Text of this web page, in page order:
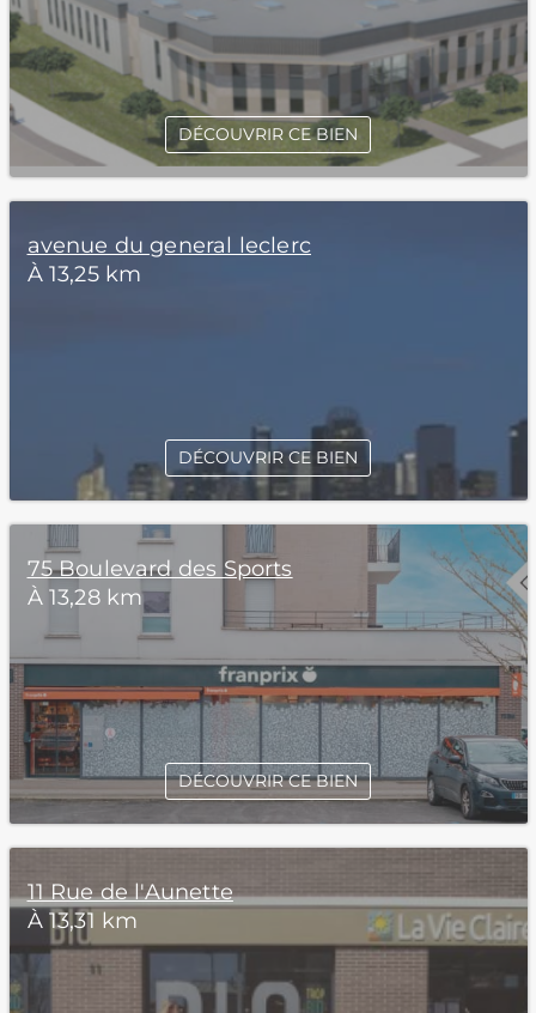
DÉCOUVRIR CE BIEN
avenue du general leclerc
À 13,25 km
DÉCOUVRIR CE BIEN
75 Boulevard des Sports
À 13,28 km
DÉCOUVRIR CE BIEN
11 Rue de l'Aunette
À 13,31 km